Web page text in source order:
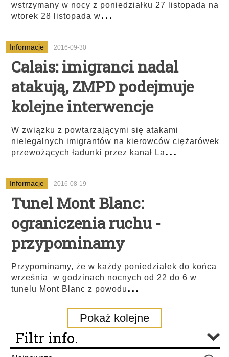
wstrzymany w nocy z poniedziałku 27 listopada na
wtorek 28 listopada w...
Informacje 2016-09-30
Calais: imigranci nadal
atakują, ZMPD podejmuje
kolejne interwencje
W związku z powtarzającymi się atakami
nielegalnych imigrantów na kierowców ciężarówek
przewożących ładunki przez kanał La...
Informacje 2016-08-19
Tunel Mont Blanc:
ograniczenia ruchu -
przypominamy
Przypominamy, że w każdy poniedziałek do końca
września w godzinach nocnych od 22 do 6 w
tunelu Mont Blanc z powodu...
Pokaż kolejne
Filtr info.